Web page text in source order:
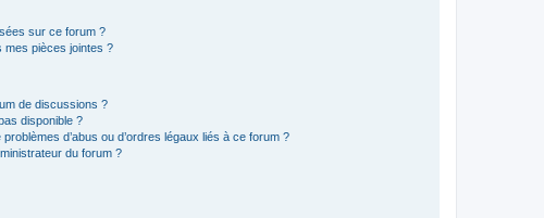
sur ce forum ?
mes pièces jointes ?
de discussions ?
disponible ?
d’abus ou d’ordres légaux liés à ce forum ?
du forum ?